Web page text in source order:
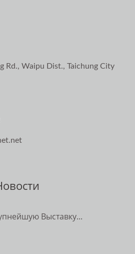
Rd., Waipu Dist., Taichung City
Выставку...